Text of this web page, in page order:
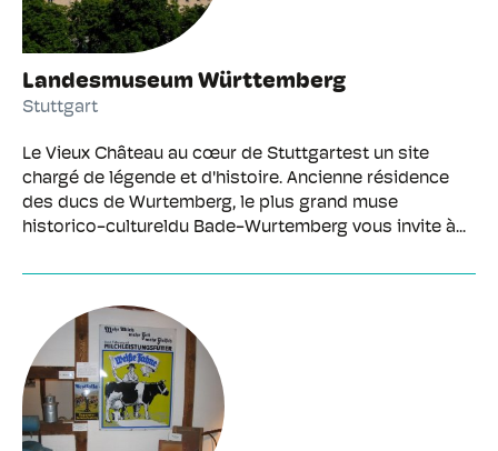
Landesmuseum Württemberg
Stuttgart
Le Vieux Château au cœur de Stuttgartest un site
chargé de légende et d'histoire. Ancienne résidence
des ducs de Wurtemberg, le plus grand muse
historico-cultureldu Bade-Wurtemberg vous invite à...